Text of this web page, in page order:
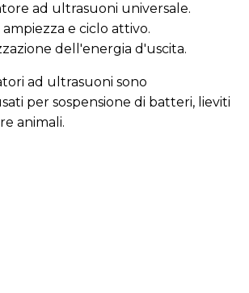
ad ultrasuoni universale.
e ciclo attivo.
dell'energia d'uscita.
ad ultrasuoni sono
per sospensione di batteri, lieviti
animali.